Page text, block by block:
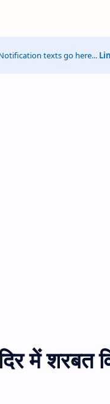
texts go here...
में शरबत